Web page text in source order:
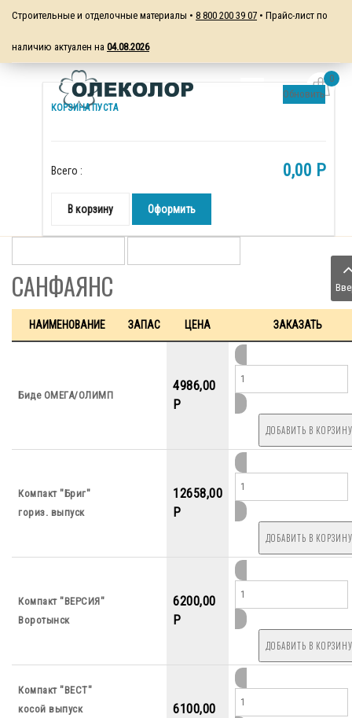
Строительные и отделочные материалы • 8 800 200 39 07 • Прайс-лист по
наличию актуален на 04.08.2026
0
КОРЗИНА ПУСТА
Обновить
Всего : 0,00 P
В корзину Оформить
САНФАЯНС
НАИМЕНОВАНИЕ ЗАПАС ЦЕНА ЗАКАЗАТЬ
Биде ОМЕГА/ОЛИМП
4986,00
P
Компакт "Бриг"
гориз. выпуск
12658,00
P
Компакт "ВЕРСИЯ"
Воротынск
6200,00
P
Компакт "ВЕСТ"
косой выпуск
6100,00